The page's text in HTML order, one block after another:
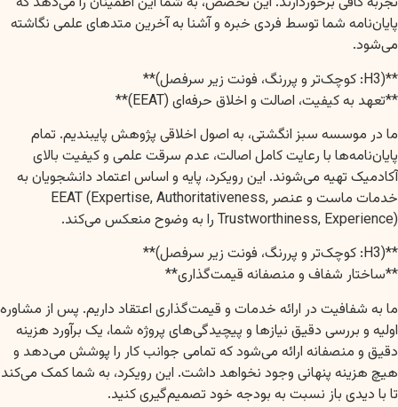
پایان‌نامه شما توسط فردی خبره و آشنا به آخرین متدهای علمی نگاشته
می‌شود.
**(H3: کوچک‌تر و پررنگ، فونت زیر سرفصل)**
**تعهد به کیفیت، اصالت و اخلاق حرفه‌ای (EEAT)**
ما در موسسه سبز انگشتی، به اصول اخلاقی پژوهش پایبندیم. تمام
پایان‌نامه‌ها با رعایت کامل اصالت، عدم سرقت علمی و کیفیت بالای
آکادمیک تهیه می‌شوند. این رویکرد، پایه و اساس اعتماد دانشجویان به
خدمات ماست و عنصر EEAT (Expertise, Authoritativeness,
Trustworthiness, Experience) را به وضوح منعکس می‌کند.
**(H3: کوچک‌تر و پررنگ، فونت زیر سرفصل)**
**ساختار شفاف و منصفانه قیمت‌گذاری**
ما به شفافیت در ارائه خدمات و قیمت‌گذاری اعتقاد داریم. پس از مشاوره
اولیه و بررسی دقیق نیازها و پیچیدگی‌های پروژه شما، یک برآورد هزینه
دقیق و منصفانه ارائه می‌شود که تمامی جوانب کار را پوشش می‌دهد و
هیچ هزینه پنهانی وجود نخواهد داشت. این رویکرد، به شما کمک می‌کند
تا با دیدی باز نسبت به بودجه خود تصمیم‌گیری کنید.